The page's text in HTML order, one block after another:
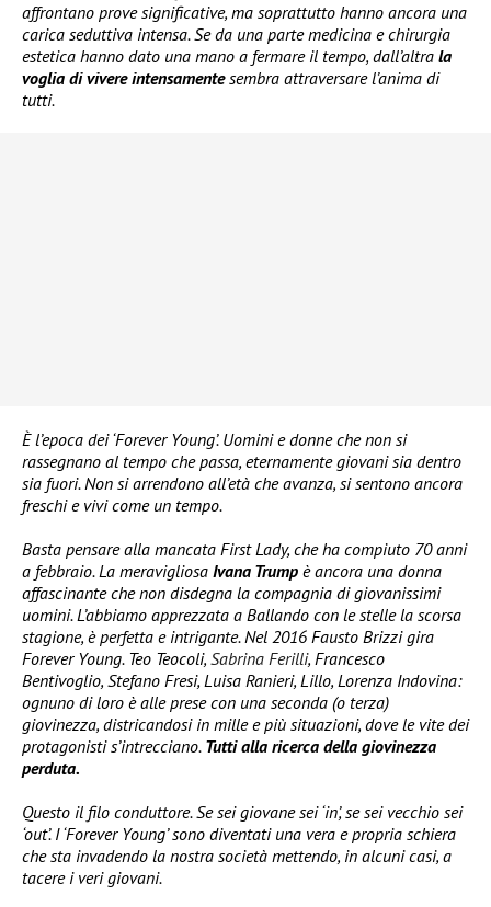
affrontano prove significative, ma soprattutto hanno ancora una
carica seduttiva intensa. Se da una parte medicina e chirurgia
estetica hanno dato una mano a fermare il tempo, dall’altra la
voglia di vivere intensamentesembra attraversare l’anima di
tutti.
È l’epoca dei ‘Forever Young’. Uomini e donne che non si
rassegnano al tempo che passa, eternamente giovani sia dentro
sia fuori. Non si arrendono all’età che avanza, si sentono ancora
freschi e vivi come un tempo.
Basta pensare alla mancata First Lady, che ha compiuto 70 anni
a febbraio. La meravigliosa Ivana Trump è ancora una donna
affascinante che non disdegna la compagnia di giovanissimi
uomini. L’abbiamo apprezzata a Ballando con le stelle la scorsa
stagione, è perfetta e intrigante. Nel 2016 Fausto Brizzi gira
Forever Young. Teo Teocoli, Sabrina Ferilli, Francesco
Bentivoglio, Stefano Fresi, Luisa Ranieri, Lillo, Lorenza Indovina:
ognuno di loro è alle prese con una seconda (o terza)
giovinezza, districandosi in mille e più situazioni, dove le vite dei
protagonisti s’intrecciano. Tutti alla ricerca della giovinezza
perduta.
Questo il filo conduttore. Se sei giovane sei ‘in’, se sei vecchio sei
‘out’. I ‘Forever Young’ sono diventati una vera e propria schiera
che sta invadendo la nostra società mettendo, in alcuni casi, a
tacere i veri giovani.